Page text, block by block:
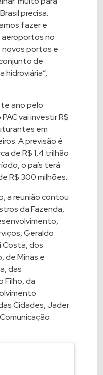
precisa.
fazer e
aeroportos no
novos portos e
de
hidroviária”,
ano pelo
vai investir R$
em
A previsão é
de R$ 1,4 trilhão
o país terá
R$ 300 milhões.
a reunião contou
da Fazenda,
Geraldo
Costa, dos
de Minas e
das
Filho, da
Cidades, Jader